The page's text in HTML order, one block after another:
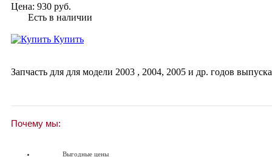
Цена: 930 руб.
Есть в наличии
Купить
Запчасть для для модели 2003 , 2004, 2005 и др. годов
Почему мы:
Выгодные цены